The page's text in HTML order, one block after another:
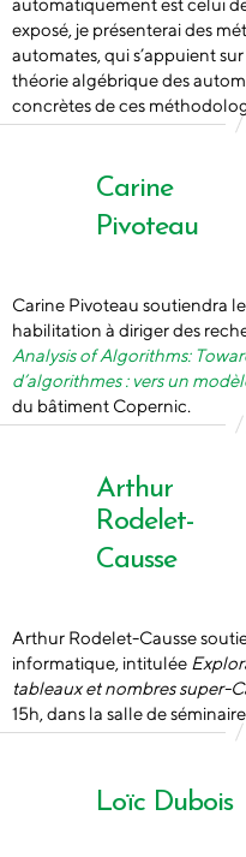
exposé, je présenterai des
automates, qui s’appuient
théorie algébrique des
concrètes de ces
Carine
Pivoteau
Carine Pivoteau soutiendra
habilitation à diriger des
Analysis of Algorithms:
d’algorithmes : vers un
du bâtiment Copernic.
Arthur
Rodelet-
Causse
Arthur Rodelet-Causse
informatique, intitulée
tableaux et nombres super-
15h, dans la salle de
Loïc Dubois